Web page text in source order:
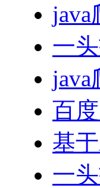
一
java
百
基
一